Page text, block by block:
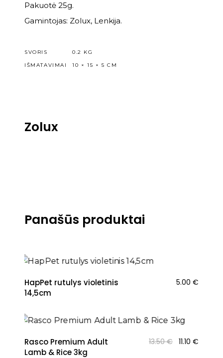
Pakuotė 25g.
Gamintojas: Zolux, Lenkija.
SVORIS
0.2 KG
IŠMATAVIMAI
10 × 15 × 5 CM
Zolux
Panašūs produktai
HapPet rutulys violetinis
14,5cm
5.00 €
Rasco Premium Adult
Lamb & Rice 3kg
13.50€ Original
11.10 €